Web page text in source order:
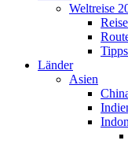
Weltreise
Länder
Asien